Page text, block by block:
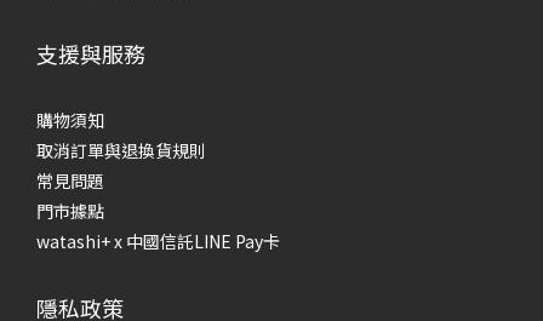
支援與服務
購物須知
取消訂單與退換貨規則
常見問題
門市據點
watashi+ x 中國信託LINE Pay卡
隱私政策